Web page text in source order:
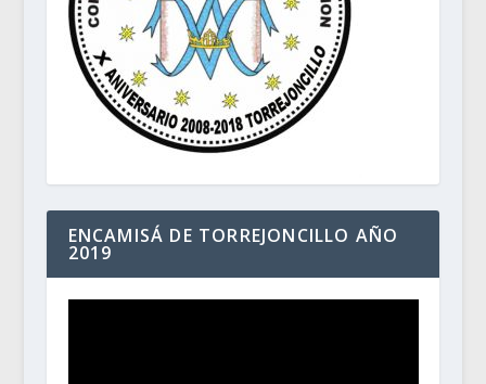
ENCAMISÁ DE TORREJONCILLO AÑO
2019